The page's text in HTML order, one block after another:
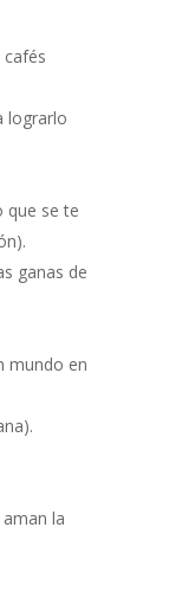
lograrlo
que se te
ganas de
mundo en
la